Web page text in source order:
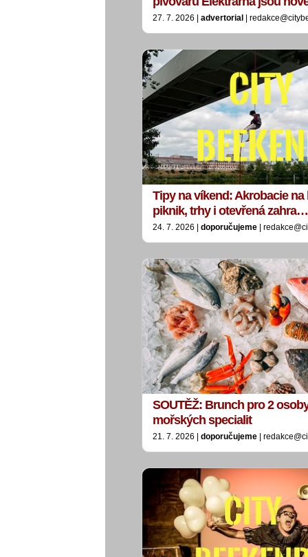
27. 7. 2026 | advertorial |
Tipy na víkend: Akrobacie na
piknik, trhy i otevřená zahra…
24. 7. 2026 | doporučujeme |
SOUTĚŽ: Brunch pro 2
mořských specialit
21. 7. 2026 | doporučujeme |